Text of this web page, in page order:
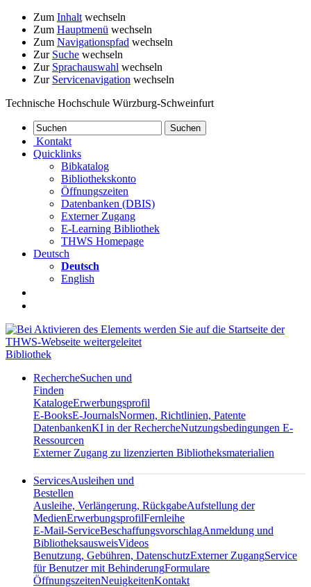
Zum Inhalt wechseln
Zum Hauptmenü wechseln
Zum Navigationspfad wechseln
Zur Suche wechseln
Zur Sprachauswahl wechseln
Zur Servicenavigation wechseln
Technische Hochschule Würzburg-Schweinfurt
Kontakt
Quicklinks
Bibkatalog
Bibliothekskonto
Öffnungszeiten
Datenbanken (DBIS)
Externer Zugang
E-Learning Bibliothek
THWS Homepage
Deutsch
Deutsch
English
Bibliothek
RechercheSuchen und
Finden
KatalogeErwerbungsprofil
E-BooksE-JournalsNormen, Richtlinien, Patente
DatenbankenKI in der RechercheNutzungsbedingungen E-
Ressourcen
Externer Zugang zu lizenzierten Bibliotheksmaterialien
ServicesAusleihen und
Bestellen
Ausleihe, Verlängerung, RückgabeAufstellung der
MedienErwerbungsprofilFernleihe
E-Mail-ServiceBeschaffungsvorschlagAnmeldung und
BibliotheksausweisVideos
Benutzung, Gebühren, DatenschutzExterner ZugangService
für Benutzer mit BehinderungFormulare
ÖffnungszeitenNeuigkeitenKontakt